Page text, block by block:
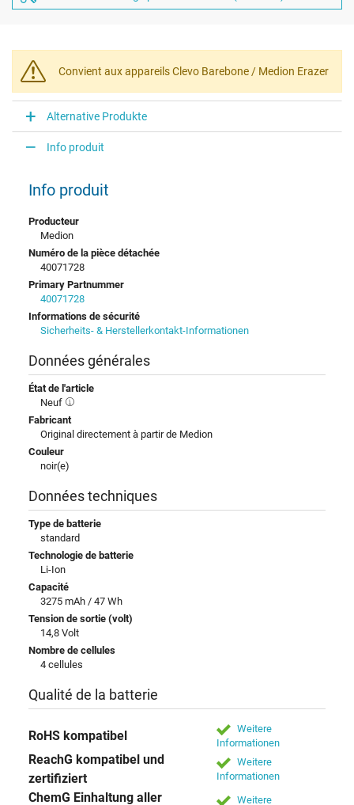
Convient aux appareils Clevo Barebone / Medion Erazer
Alternative Produkte
Info produit
Info produit
Producteur
Medion
Numéro de la pièce détachée
40071728
Primary Partnummer
40071728
Informations de sécurité
Sicherheits- & Herstellerkontakt-Informationen
Données générales
État de l'article
Neuf
Fabricant
Original directement à partir de Medion
Couleur
noir(e)
Données techniques
Type de batterie
standard
Technologie de batterie
Li-Ion
Capacité
3275 mAh / 47 Wh
Tension de sortie (volt)
14,8 Volt
Nombre de cellules
4 cellules
Qualité de la batterie
RoHS kompatibel
Weitere
Informationen
ReachG kompatibel und
zertifiziert
Weitere
Informationen
ChemG Einhaltung aller
Weitere